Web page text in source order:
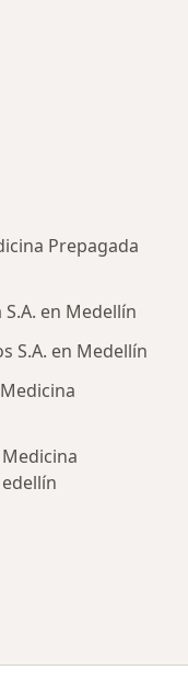
Prepagada
en Medellín
S.A. en Medellín